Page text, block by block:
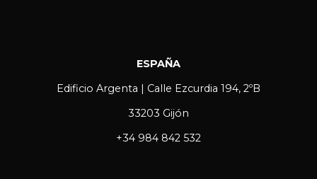
ESPAÑA
Edificio Argenta | Calle Ezcurdia 194, 2ºB
33203 Gijón
+34 984 842 532